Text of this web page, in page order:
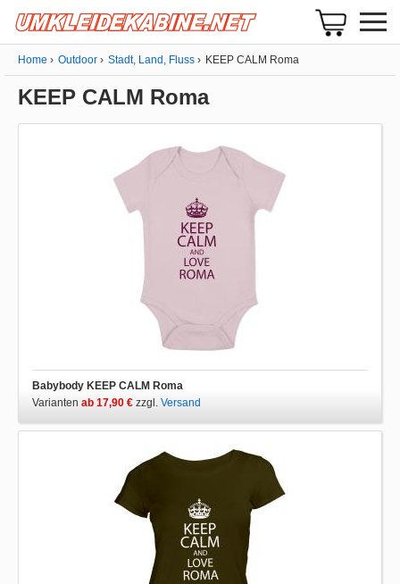
Home Outdoor Stadt, Land, Fluss KEEP CALM Roma
KEEP CALM Roma
Babybody KEEP CALM Roma
Varianten ab 17,90 € zzgl. Versand